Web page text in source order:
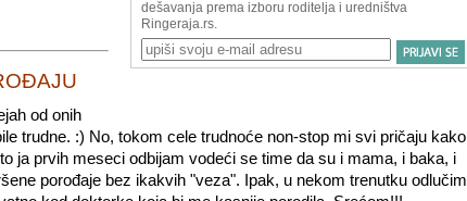
od onih
trudne. :) No, tokom cele trudnoće non-stop mi svi pričaju kako
ja prvih meseci odbijam vodeći se time da su i mama, i baka, i
porođaje bez ikakvih "veza". Ipak, u nekom trenutku odlučim